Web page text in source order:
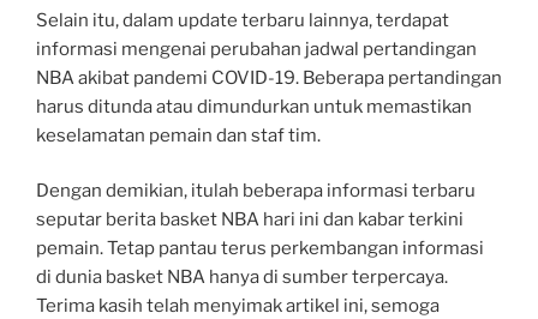
Selain itu, dalam update terbaru lainnya, terdapat
informasi mengenai perubahan jadwal pertandingan
NBA akibat pandemi COVID-19. Beberapa pertandingan
harus ditunda atau dimundurkan untuk memastikan
keselamatan pemain dan staf tim.
Dengan demikian, itulah beberapa informasi terbaru
seputar berita basket NBA hari ini dan kabar terkini
pemain. Tetap pantau terus perkembangan informasi
di dunia basket NBA hanya di sumber terpercaya.
Terima kasih telah menyimak artikel ini, semoga